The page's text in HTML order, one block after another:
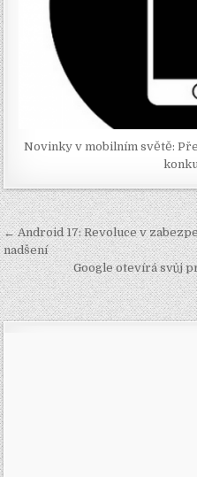
Novinky v mobilním světě:
Navigace
pro
příspěvek
← Android 17: Revoluce v
nadšení
Google otevírá svůj